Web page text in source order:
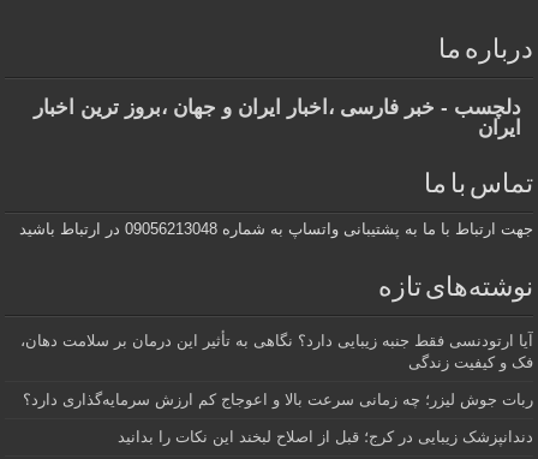
درباره ما
دلچسب - خبر فارسی ،اخبار ایران و جهان ،بروز ترین اخبار
ایران
تماس با ما
جهت ارتباط با ما به پشتیبانی واتساپ به شماره 09056213048 در ارتباط باشید
نوشته‌های تازه
آیا ارتودنسی فقط جنبه زیبایی دارد؟ نگاهی به تأثیر این درمان بر سلامت دهان،
فک و کیفیت زندگی
ربات جوش لیزر؛ چه زمانی سرعت بالا و اعوجاج کم ارزش سرمایه‌گذاری دارد؟
دندانپزشک زیبایی در کرج؛ قبل از اصلاح لبخند این نکات را بدانید